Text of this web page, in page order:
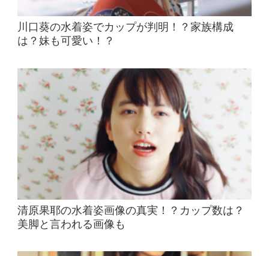
川口葵の水着姿でカップが判明！？家族構成
は？妹も可愛い！？
清原果耶の水着姿画像の真実！？カップ数は？
美脚と言われる画像も